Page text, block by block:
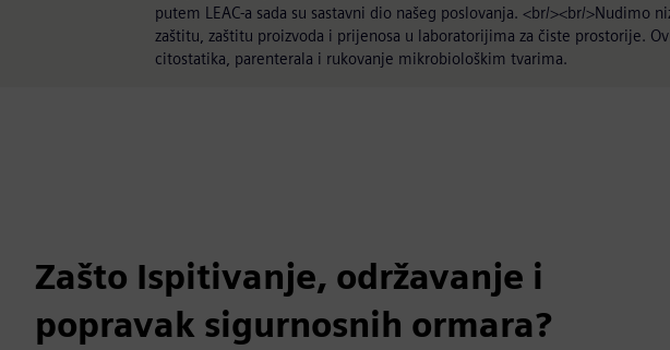
putem LEAC-a sada su sastavni dio našeg poslovanja. <br/><br/>Nudimo
zaštitu, zaštitu proizvoda i prijenosa u laboratorijima za čiste prostorije.
citostatika, parenterala i rukovanje mikrobiološkim tvarima.
Zašto Ispitivanje, održavanje i
popravak sigurnosnih ormara?